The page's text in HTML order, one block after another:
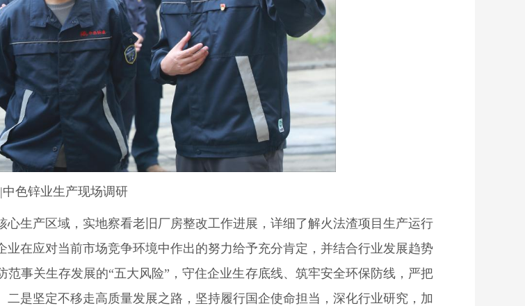
中色锌业生产现场调研
生产区域，实地察看老旧厂房整改工作进展，详细了解火法渣项目生产运行
在应对当前市场竞争环境中作出的努力给予充分肯定，并结合行业发展趋势
事关生存发展的“五大风险”，守住企业生存底线、筑牢安全环保防线，严把
是坚定不移走高质量发展之路，坚持履行国企使命担当，深化行业研究，加